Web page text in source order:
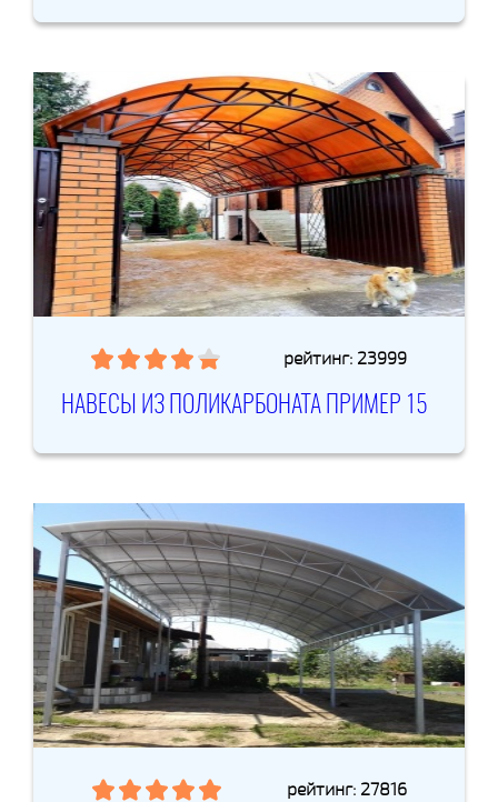
рейтинг: 23999
НАВЕСЫ ИЗ ПОЛИКАРБОНАТА ПРИМЕР 15
рейтинг: 27816